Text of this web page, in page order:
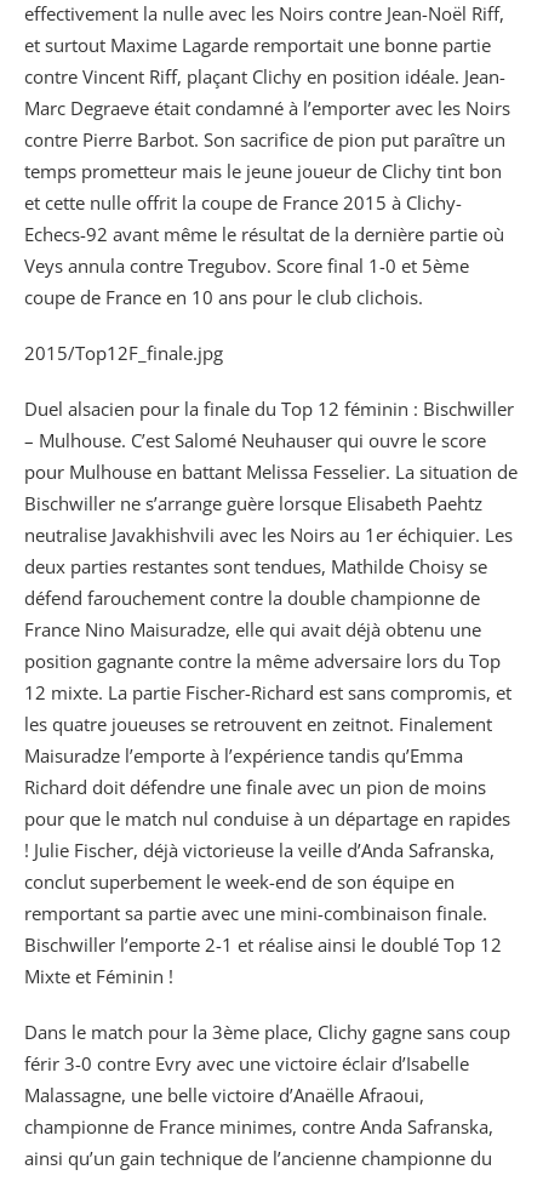
effectivement la nulle avec les Noirs contre Jean-Noël Riff,
et surtout Maxime Lagarde remportait une bonne partie
contre Vincent Riff, plaçant Clichy en position idéale. Jean-
Marc Degraeve était condamné à l’emporter avec les Noirs
contre Pierre Barbot. Son sacrifice de pion put paraître un
temps prometteur mais le jeune joueur de Clichy tint bon
et cette nulle offrit la coupe de France 2015 à Clichy-
Echecs-92 avant même le résultat de la dernière partie où
Veys annula contre Tregubov. Score final 1-0 et 5ème
coupe de France en 10 ans pour le club clichois.
2015/Top12F_finale.jpg
Duel alsacien pour la finale du Top 12 féminin : Bischwiller
– Mulhouse. C’est Salomé Neuhauser qui ouvre le score
pour Mulhouse en battant Melissa Fesselier. La situation de
Bischwiller ne s’arrange guère lorsque Elisabeth Paehtz
neutralise Javakhishvili avec les Noirs au 1er échiquier. Les
deux parties restantes sont tendues, Mathilde Choisy se
défend farouchement contre la double championne de
France Nino Maisuradze, elle qui avait déjà obtenu une
position gagnante contre la même adversaire lors du Top
12 mixte. La partie Fischer-Richard est sans compromis, et
les quatre joueuses se retrouvent en zeitnot. Finalement
Maisuradze l’emporte à l’expérience tandis qu’Emma
Richard doit défendre une finale avec un pion de moins
pour que le match nul conduise à un départage en rapides
! Julie Fischer, déjà victorieuse la veille d’Anda Safranska,
conclut superbement le week-end de son équipe en
remportant sa partie avec une mini-combinaison finale.
Bischwiller l’emporte 2-1 et réalise ainsi le doublé Top 12
Mixte et Féminin !
Dans le match pour la 3ème place, Clichy gagne sans coup
férir 3-0 contre Evry avec une victoire éclair d’Isabelle
Malassagne, une belle victoire d’Anaëlle Afraoui,
championne de France minimes, contre Anda Safranska,
ainsi qu’un gain technique de l’ancienne championne du